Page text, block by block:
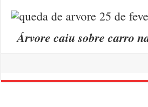
Árvore caiu sobre carro